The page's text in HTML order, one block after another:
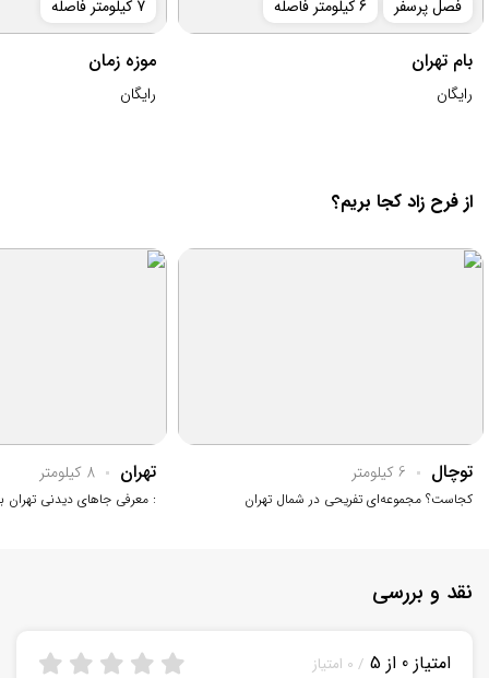
فصل پرسفر 6 کیلومتر فاصله
بام تهران
رایگان
7 کیلومتر فاصله
موزه زمان
رایگان
از فرح زاد کجا بریم؟
توچال 6 کیلومتر
کجاست؟ مجموعه‌ای تفریحی در شمال تهران
تهران 8 کیلومتر
: معرفی جاهای دیدنی
نقد و بررسی
امتیاز 0 از 5 / 0 امتیاز